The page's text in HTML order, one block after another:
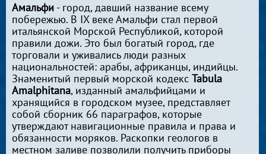
Амальфи - город, давший название всему
побережью. В IX веке Амальфи стал первой
итальянской Морской Республикой, которой
правили дожи. Это был богатый город, где
торговали и уживались люди разных
национальностей: арабы, африканцы, индийцы.
Знаменитый первый морской кодекс Tabula
Amalphitana, изданный амальфийцами и
хранящийся в городском музее, представляет
собой сборник 66 параграфов, которые
утверждают навигационные правила и права и
обязанности моряков. Раскопки геологов в
местном заливе позволили получить приборы